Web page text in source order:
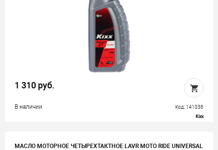
1 310 руб.
В наличии Код: 141036
Kixx
МАСЛО МОТОРНОЕ ЧЕТЫРЕХТАКТНОЕ LAVR MOTO RIDE UNIVERSAL